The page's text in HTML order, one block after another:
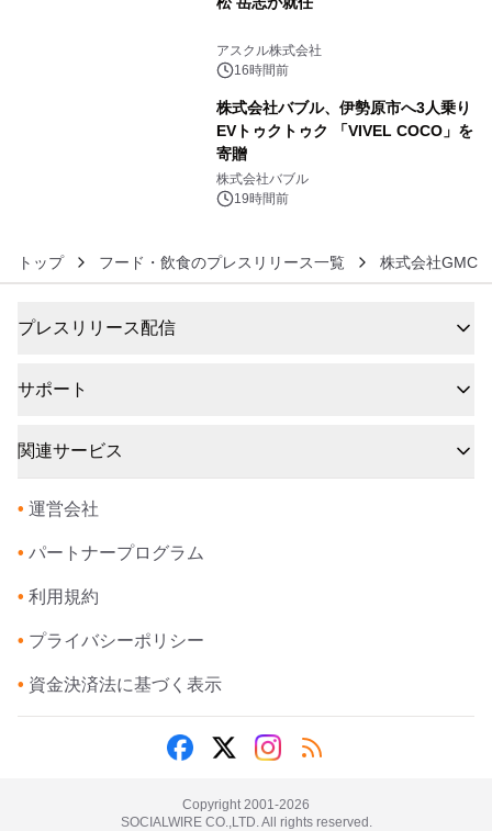
アスクル株式会社
16時間前
株式会社バブル、伊勢原市へ3人乗り
EVトゥクトゥク 「VIVEL COCO」を
寄贈
株式会社バブル
19時間前
トップ フード・飲食のプレスリリース一覧 株式会社GMC
プレスリリース配信
サポート
関連サービス
• 運営会社
• パートナープログラム
• 利用規約
• プライバシーポリシー
• 資金決済法に基づく表示
Copyright 2001-2026
SOCIALWIRE CO.,LTD. All rights reserved.